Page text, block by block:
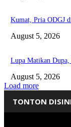
Kumat, Pria ODGJ
August 5, 2026
Lupa Matikan
August 5, 2026
Load more
TONTON